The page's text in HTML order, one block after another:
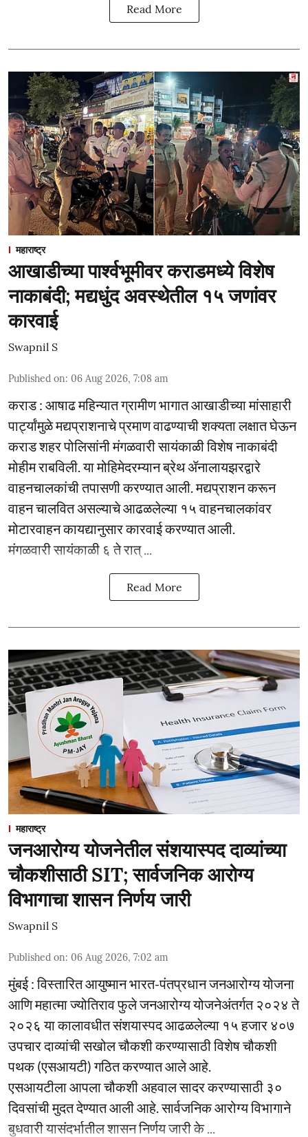
Read More
महाराष्ट्र
आखाडीच्या पार्श्वभूमीवर कराडमध्ये विशेष
नाकाबंदी; मद्यधुंद अवस्थेतील १५ जणांवर
कारवाई
Swapnil S
Published on: 06 Aug 2026, 7:08 am
कराड : आषाढ महिन्यात ग्रामीण भागात आखाडीच्या मांसाहारी
पार्ट्यांमुळे मद्यप्राशनाचे प्रमाण वाढण्याची शक्यता लक्षात घेऊन
कराड शहर पोलिसांनी मंगळवारी सायंकाळी विशेष नाकाबंदी
मोहीम राबविली. या मोहिमेदरम्यान ब्रेथ ॲनालायझरद्वारे
वाहनचालकांची तपासणी करण्यात आली. मद्यप्राशन करून
वाहन चालवित असल्याचे आढळलेल्या १५ वाहनचालकांवर
मोटारवाहन कायद्यानुसार कारवाई करण्यात आली.
मंगळवारी सायंकाळी ६ ते रात् ...
Read More
महाराष्ट्र
जनआरोग्य योजनेतील संशयास्पद दाव्यांच्या
चौकशीसाठी SIT; सार्वजनिक आरोग्य
विभागाचा शासन निर्णय जारी
Swapnil S
Published on: 06 Aug 2026, 7:02 am
मुंबई : विस्तारित आयुष्मान भारत-पंतप्रधान जनआरोग्य योजना
आणि महात्मा ज्योतिराव फुले जनआरोग्य योजनेअंतर्गत २०२४ ते
२०२६ या कालावधीत संशयास्पद आढळलेल्या १५ हजार ४०७
उपचार दाव्यांची सखोल चौकशी करण्यासाठी विशेष चौकशी
पथक (एसआयटी) गठित करण्यात आले आहे.
एसआयटीला आपला चौकशी अहवाल सादर करण्यासाठी ३०
दिवसांची मुदत देण्यात आली आहे. सार्वजनिक आरोग्य विभागाने
बुधवारी यासंदर्भातील शासन निर्णय जारी के ...